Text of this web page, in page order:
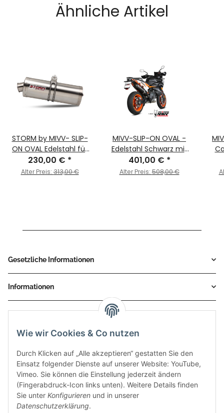
Wie wir Cookies & Co nutzen
Durch Klicken auf „Alle akzeptieren“ gestatten Sie den
Einsatz folgender Dienste auf unserer Website: YouTube,
Vimeo. Sie können die Einstellung jederzeit ändern
(Fingerabdruck-Icon links unten). Weitere Details finden
Sie unter Konfigurieren und in unserer
Datenschutzerklärung.
Ähnliche Artikel
STORM by MIVV- SLIP-
ON OVAL Edelstahl für
KTM 890 SMT Bj. 2023 >
2024
230,00 € *
Alter Preis:313,00 €
MIVV-SLIP-ON OVAL -
Edelstahl Schwarz mit
Carbon Endkappe für
KTM - 890 SMT BJ. 2023
401,00 € *
Alter Preis:508,00 €
Gesetzliche Informationen
Informationen